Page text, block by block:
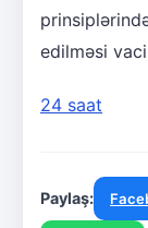
edilməsi
24 saat
Paylaş: